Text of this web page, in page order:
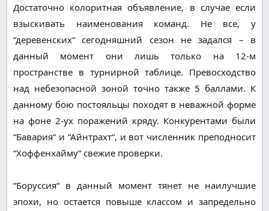
Достаточно колоритная объявление, в случае если
взыскивать наименования команд. Не все, у
“деревенских“ сегодняшний сезон не задался – в
данный момент они лишь только на 12-м
пространстве в турнирной таблице. Превосходство
над небезопасной зоной точно также 5 баллами. К
данному бою постояльцы походят в неважной форме
на фоне 2-ух поражений кряду. Конкурентами были
“Бавария“ и “Айнтрахт“, и вот численник преподносит
“Хоффенхайму“ свежие проверки.
“Боруссия“ в данный момент тянет не наилучшие
эпохи, но остается повыше классом и запредельно